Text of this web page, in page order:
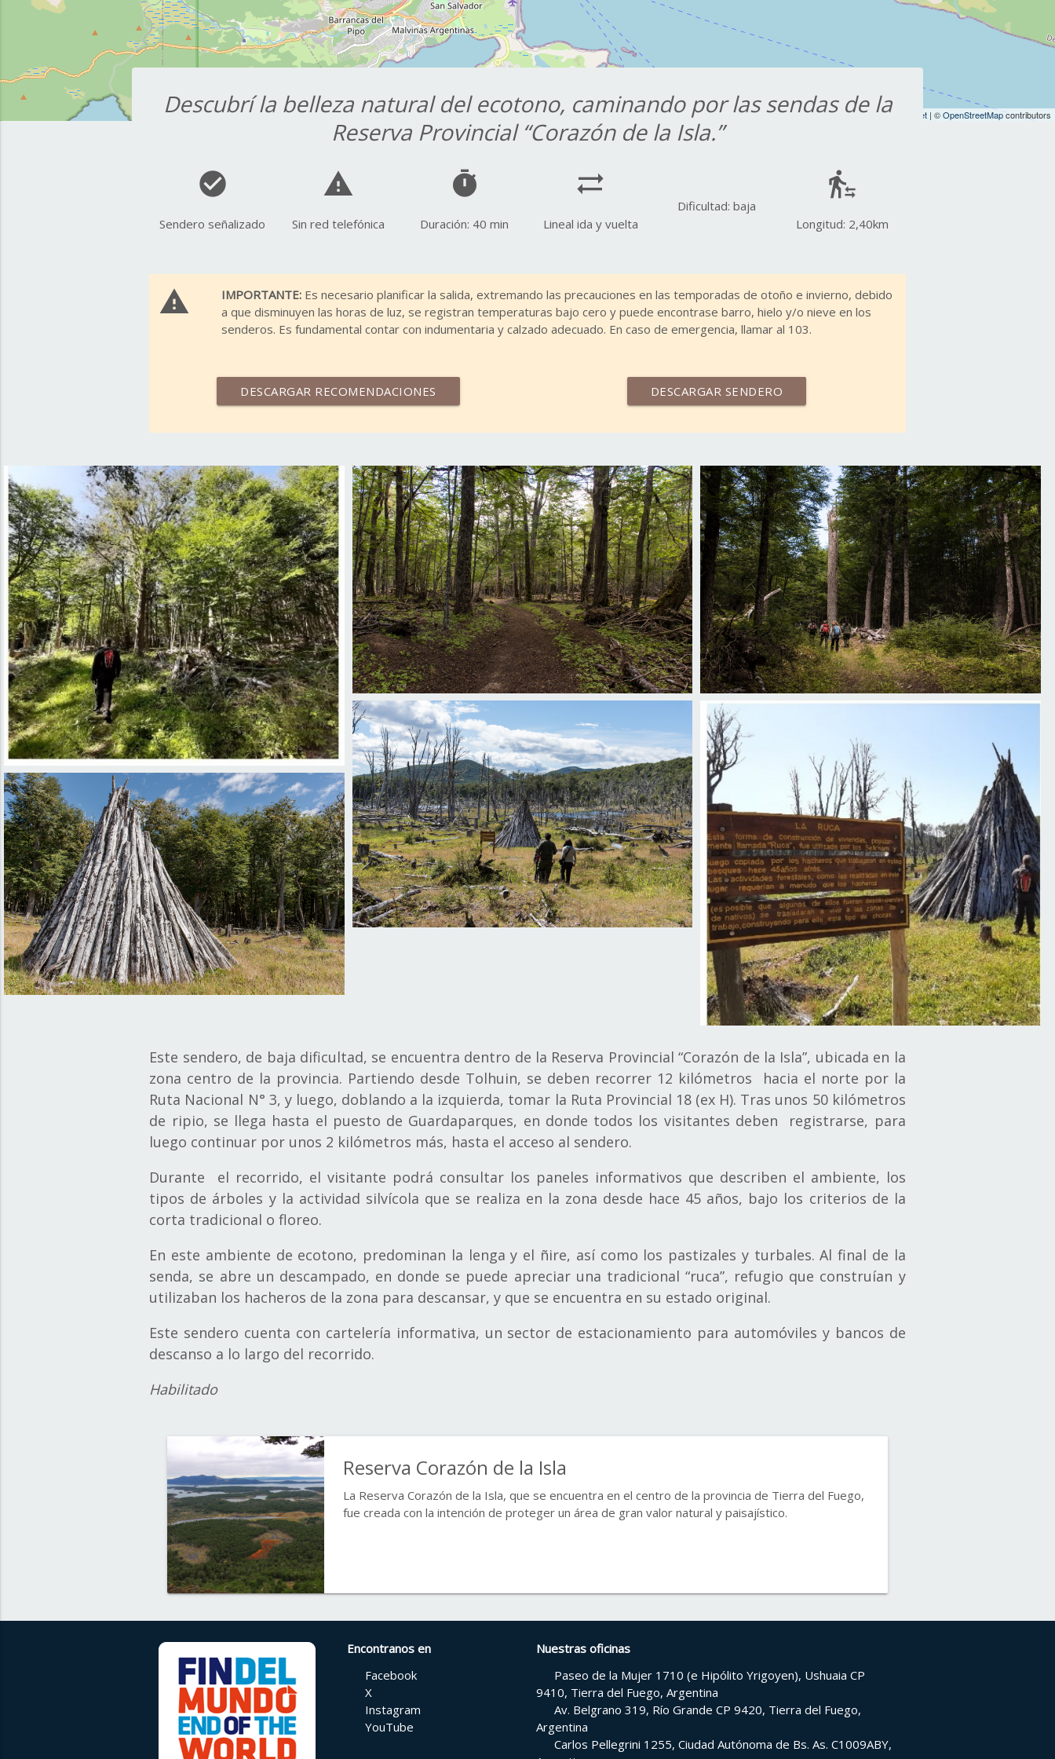
Leaflet | ©OpenStreetMapcontributors
Descubrí la belleza natural del ecotono, caminando por las sendas de la
Reserva Provincial “Corazón de la Isla.”
check_circle
Sendero señalizado
report_problem
Sin red telefónica
timer
Duración: 40 min
sync_alt
Lineal ida y vuelta
Dificultad: baja
transfer_within_a_station
Longitud: 2,40km
report_problem IMPORTANTE:Es necesario planificar la salida, extremando las precauciones en las temporadas de otoño e invierno, debido
a que disminuyen las horas de luz, se registran temperaturas bajo cero y puede encontrase barro, hielo y/o nieve en los
senderos. Es fundamental contar con indumentaria y calzado adecuado. En caso de emergencia, llamar al 103.
DESCARGAR RECOMENDACIONES DESCARGAR SENDERO
Este sendero, de baja dificultad, se encuentra dentro de la Reserva Provincial “Corazón de la Isla”, ubicada en la
zona centro de la provincia. Partiendo desde Tolhuin, se deben recorrer 12 kilómetros hacia el norte por la
Ruta Nacional N° 3, y luego, doblando a la izquierda, tomar la Ruta Provincial 18 (ex H). Tras unos 50 kilómetros
de ripio, se llega hasta el puesto de Guardaparques, en donde todos los visitantes deben registrarse, para
luego continuar por unos 2 kilómetros más, hasta el acceso al sendero.
Durante el recorrido, el visitante podrá consultar los paneles informativos que describen el ambiente, los
tipos de árboles y la actividad silvícola que se realiza en la zona desde hace 45 años, bajo los criterios de la
corta tradicional o floreo.
En este ambiente de ecotono, predominan la lenga y el ñire, así como los pastizales y turbales. Al final de la
senda, se abre un descampado, en donde se puede apreciar una tradicional “ruca”, refugio que construían y
utilizaban los hacheros de la zona para descansar, y que se encuentra en su estado original.
Este sendero cuenta con cartelería informativa, un sector de estacionamiento para automóviles y bancos de
descanso a lo largo del recorrido.
Habilitado
Reserva Corazón de la Isla
La Reserva Corazón de la Isla, que se encuentra en el centro de la provincia de Tierra del Fuego,
fue creada con la intención de proteger un área de gran valor natural y paisajístico.
Encontranos en
Facebook
X
Instagram
YouTube
Nuestras oficinas
Paseo de la Mujer 1710 (e Hipólito Yrigoyen), Ushuaia CP
9410, Tierra del Fuego, Argentina
Av. Belgrano 319, Río Grande CP 9420, Tierra del Fuego,
Argentina
Carlos Pellegrini 1255, Ciudad Autónoma de Bs. As. C1009ABY,